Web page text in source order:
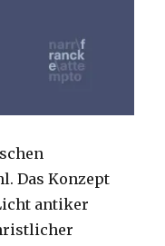
Das Konzept
antiker